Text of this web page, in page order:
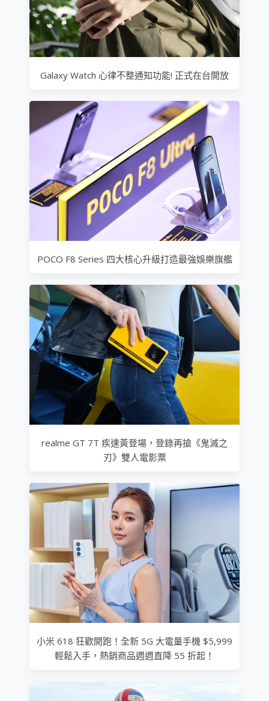
Galaxy Watch 心律不整通知功能! 正式在台開放
POCO F8 Series 四大核心升級打造最強娛樂旗艦
realme GT 7T 疾速黃登場，登錄再搶《鬼滅之
刃》雙人電影票
小米 618 狂歡開跑！全新 5G 大電量手機 $5,999
輕鬆入手，熱銷商品週週直降 55 折起！